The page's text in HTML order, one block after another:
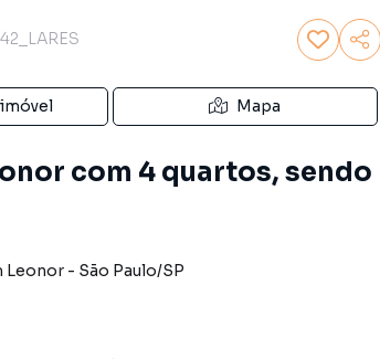
Mapa
com 4 quartos, sendo
Leonor - São Paulo/SP